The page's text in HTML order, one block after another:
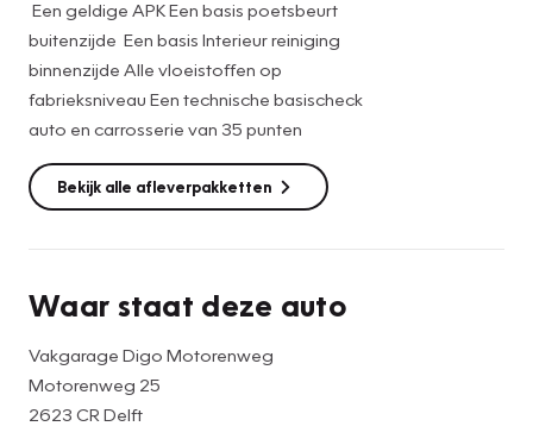
In de Renault Twingo heeft uw veiligheid en die van uw
omgeving prioriteit. De Brake Assist haalt het maximum uit
de remkracht van deze Renault Twingo als zich een
noodsituatie voordoet. Verder is deze auto uitgerust met
hill hold functie en bandenspanningcontrolesysteem.
Wilt u deze auto bekijken en er eventueel mee rijden? Mail
Een geldige APK Een basis poetsbeurt
buitenzijde Een basis Interieur reiniging
binnenzijde Alle vloeistoffen op
fabrieksniveau Een technische basischeck
auto en carrosserie van 35 punten
Bekijk alle afleverpakketten
Waar staat deze auto
Vakgarage Digo Motorenweg
Motorenweg 25
2623 CR Delft